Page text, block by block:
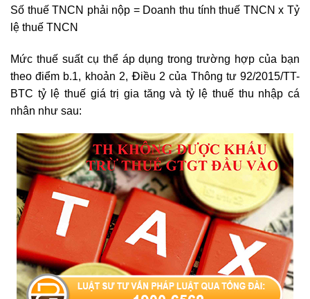
Số thuế TNCN phải nộp = Doanh thu tính thuế TNCN x Tỷ
lệ thuế TNCN
Mức thuế suất cụ thể áp dụng trong trường hợp của bạn
theo điểm b.1, khoản 2, Điều 2 của Thông tư 92/2015/TT-
BTC tỷ lệ thuế giá trị gia tăng và tỷ lệ thuế thu nhập cá
nhân như sau: